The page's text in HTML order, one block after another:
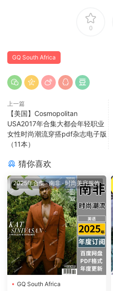
0
GQ South Africa
上一篇
【美国】Cosmopolitan
USA2017年合集大都会年轻职业
女性时尚潮流穿搭pdf杂志电子版
（11本）
猜你喜欢
2025年合集·南非·时尚美容服饰
GQ South Africa